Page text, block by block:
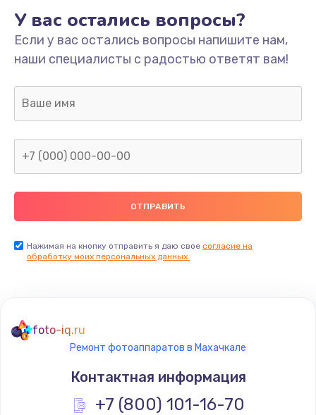
Замена/Pемонт карбюратора
1300 руб.
Заказать
Ремонт капиллярной трубки
400 руб.
Заказать
Замена термостата
1200 руб.
Заказать
У вас остались вопросы?
Если у вас остались вопросы напишите нам,
наши специалисты с радостью ответят вам!
Нажимая на кнопку отправить я даю свое согласие на
обработку моих персональных данных.
foto-iq.ru
Ремонт фотоаппаратов в Махачкале
Контактная информация
+7 (800) 101-16-70